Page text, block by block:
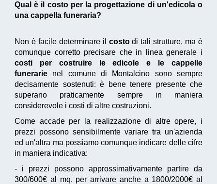
Qual è il costo per la progettazione di un'edicola o
una cappella funeraria?
Non è facile determinare il costodi tali strutture, ma è
comunque corretto precisare che in linea generale i
costi per costruire le edicole e le cappelle
funerarie nel comune di Montalcino sono sempre
decisamente sostenuti: è bene tenere presente che
superano praticamente sempre in maniera
considerevole i costi di altre costruzioni.
Come accade per la realizzazione di altre opere, i
prezzi possono sensibilmente variare tra un'azienda
ed un'altra ma possiamo comunque indicare delle cifre
in maniera indicativa:
- i prezzi possono approssimativamente partire da
300/600€ al mq. per arrivare anche a 1800/2000€ al